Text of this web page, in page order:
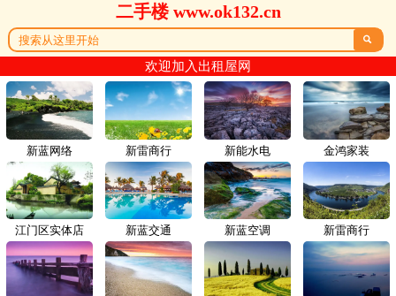
二手楼 www.ok132.cn

欢迎加入出租屋网
新蓝网络 新雷商行
江门区实体店 新蓝交通
新能水电 金鸿家装
新蓝空调 新雷商行